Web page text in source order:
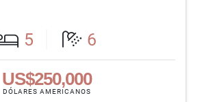
5 6
US$250,000
DÓLARES AMERICANOS